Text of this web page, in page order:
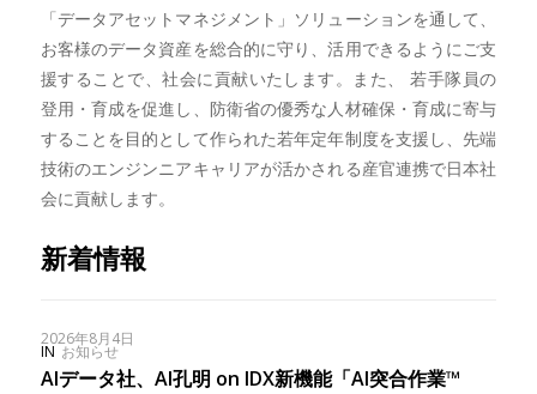
「データアセットマネジメント」ソリューションを通して、
お客様のデータ資産を総合的に守り、活用できるようにご支
援することで、社会に貢献いたします。また、 若手隊員の
登用・育成を促進し、防衛省の優秀な人材確保・育成に寄与
することを目的として作られた若年定年制度を支援し、先端
技術のエンジンニアキャリアが活かされる産官連携で日本社
会に貢献します。
新着情報
2026年8月4日
IN お知らせ
AIデータ社、AI孔明 on IDX新機能「AI突合作業™︎